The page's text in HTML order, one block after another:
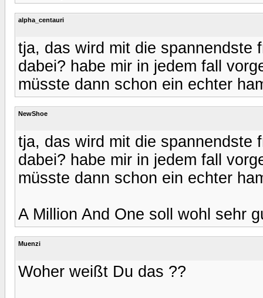
alpha_centauri
tja, das wird mit die spannendste
dabei? habe mir in jedem fall
müsste dann schon ein echter
NewShoe
tja, das wird mit die spannendste
dabei? habe mir in jedem fall
müsste dann schon ein echter
A Million And One soll wohl sehr
Muenzi
Woher weißt Du das ??